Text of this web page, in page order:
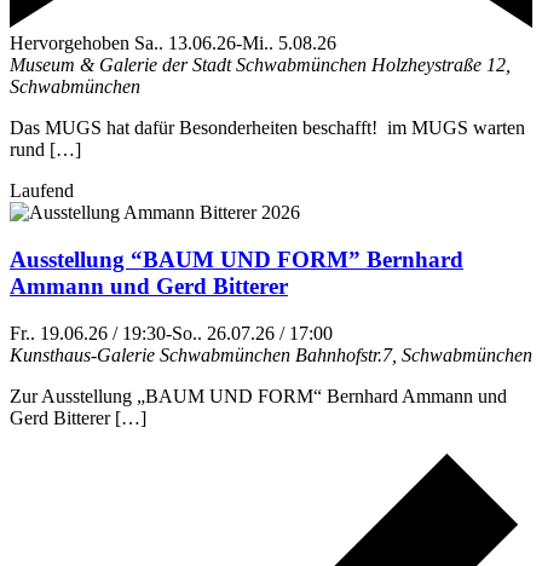
Hervorgehoben Sa.. 13.06.26-Mi.. 5.08.26
Museum & Galerie der Stadt Schwabmünchen Holzheystraße 12,
Schwabmünchen
Das MUGS hat dafür Besonderheiten beschafft! im MUGS warten
rund […]
Laufend
Ausstellung “BAUM UND FORM” Bernhard
Ammann und Gerd Bitterer
Fr.. 19.06.26 / 19:30-So.. 26.07.26 / 17:00
Kunsthaus-Galerie Schwabmünchen Bahnhofstr.7, Schwabmünchen
Zur Ausstellung „BAUM UND FORM“ Bernhard Ammann und
Gerd Bitterer […]